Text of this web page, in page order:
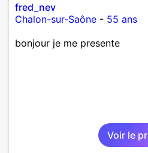
fred_nev
Chalon-sur-Saône - 55 ans
bonjour je me presente
Voir le